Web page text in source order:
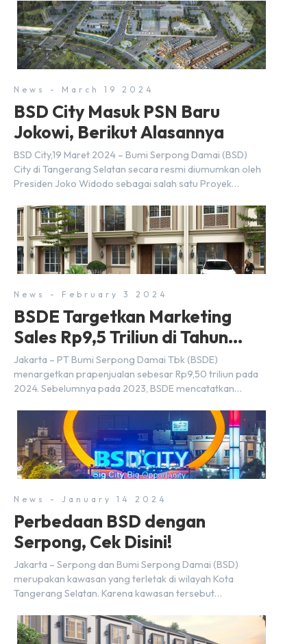
News - March 19 2024
BSD City Masuk PSN Baru
Jokowi, Berikut Alasannya
BSD City,19 Maret 2024 – Bumi Serpong Damai (BSD)
City di Tangerang Selatan secara resmi diumumkan oleh
Presiden Joko Widodo sebagai salah satu Proyek
dibuat oleh Menteri Koordinator Bidang Perekonomian,
Airlangga Hartarto, setelah Rapat Terbatas (ratas)
bersama Jokowi di Istana Kepresidenan pada hari Senin,
18 Maret 2024. Selain […]
News - February 3 2024
BSDE Targetkan Marketing
Sales Rp9,5 Triliun di Tahun
2024
Jakarta – PT Bumi Serpong Damai Tbk (BSDE)
menargetkan prapenjualan sebesar Rp9,50 triliun pada
2024. Sebelumnya pada 2023, BSDE mencatatkan
melampaui target prapenjualan sebesar Rp8,80 triliun.
Menurut Direktur BSDE Hermawan Wijaya menghadapi
2024, kondisi ekonomi global maupun nasional dapat
memengaruhi pertimbangan masyarakat untuk membeli
rumah maupun investasi di sektor […]
News - January 14 2024
Perbedaan BSD dengan
Serpong, Cek Disini!
Jakarta – Serpong dan Bumi Serpong Damai (BSD)
merupakan kawasan yang terletak di wilayah Kota
Tangerang Selatan. Karena kawasan tersebut
kita yang mengira kedua wilayah ini merupakan tempat
yang sama. Padahal anggapan tersebut kurang tepat.